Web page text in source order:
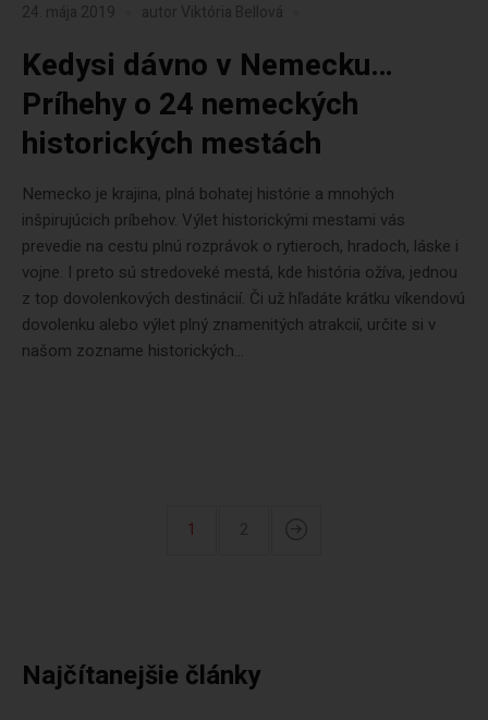
24. mája 2019 autor Viktória Bellová
Kedysi dávno v Nemecku…
Príhehy o 24 nemeckých
historických mestách
Nemecko je krajina, plná bohatej histórie a mnohých
inšpirujúcich príbehov. Výlet historickými mestami vás
prevedie na cestu plnú rozprávok o rytieroch, hradoch, láske i
vojne. I preto sú stredoveké mestá, kde história ožíva, jednou
z top dovolenkových destinácií. Či už hľadáte krátku víkendovú
dovolenku alebo výlet plný znamenitých atrakcií, určite si v
našom zozname historických...
1 2
Najčítanejšie články